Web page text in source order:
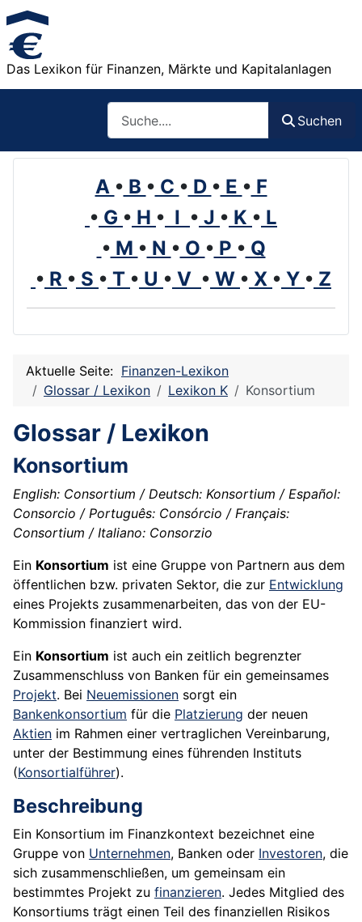
Das Lexikon für Finanzen, Märkte und Kapitalanlagen
Suchen
A • B • C • D • E • F
• G • H • I • J • K • L
• M • N • O • P • Q
• R • S • T • U • V • W • X • Y • Z
Aktuelle Seite: Finanzen-Lexikon
Glossar / Lexikon
Lexikon K Konsortium
Glossar / Lexikon
Konsortium
English: Consortium / Deutsch: Konsortium / Español:
Consorcio / Português: Consórcio / Français:
Consortium / Italiano: Consorzio
Ein Konsortium ist eine Gruppe von Partnern aus dem
öffentlichen bzw. privaten Sektor, die zur Entwicklung
eines Projekts zusammenarbeiten, das von der EU-
Kommission finanziert wird.
Ein Konsortium ist auch ein zeitlich begrenzter
Zusammenschluss von Banken für ein gemeinsames
Projekt. Bei Neuemissionen sorgt ein
Bankenkonsortium für die Platzierung der neuen
Aktien im Rahmen einer vertraglichen Vereinbarung,
unter der Bestimmung eines führenden Instituts
(Konsortialführer).
Beschreibung
Ein Konsortium im Finanzkontext bezeichnet eine
Gruppe von Unternehmen, Banken oder Investoren, die
sich zusammenschließen, um gemeinsam ein
bestimmtes Projekt zu finanzieren. Jedes Mitglied des
Konsortiums trägt einen Teil des finanziellen Risikos